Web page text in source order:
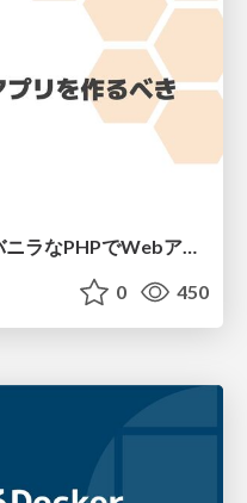
【つよナレ#1】初心者こそバニラなPHPでWebアプリを作るべき
0 450